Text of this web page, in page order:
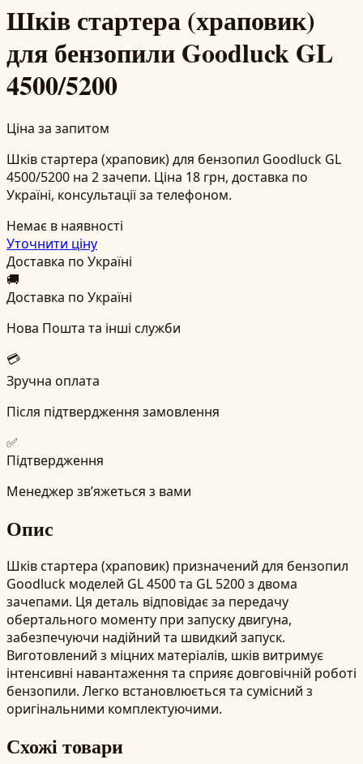
Шків стартера (храповик)
для бензопили Goodluck GL
4500/5200
Ціна за запитом
Шків стартера (храповик) для бензопил Goodluck GL
4500/5200 на 2 зачепи. Ціна 18 грн, доставка по
Україні, консультації за телефоном.
Немає в наявності
Уточнити ціну
Доставка по Україні
🚚
Доставка по Україні
Нова Пошта та інші служби
💳
Зручна оплата
Після підтвердження замовлення
✅
Підтвердження
Менеджер зв’яжеться з вами
Опис
Шків стартера (храповик) призначений для бензопил
Goodluck моделей GL 4500 та GL 5200 з двома
зачепами. Ця деталь відповідає за передачу
обертального моменту при запуску двигуна,
забезпечуючи надійний та швидкий запуск.
Виготовлений з міцних матеріалів, шків витримує
інтенсивні навантаження та сприяє довговічній роботі
бензопили. Легко встановлюється та сумісний з
оригінальними комплектуючими.
Схожі товари